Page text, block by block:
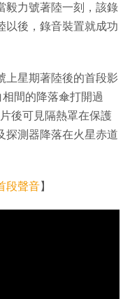
毅力號著陸一刻，該錄
以後，錄音裝置就成功
上星期著陸後的首段影
間的降落傘打開過
後可見隔熱罩在保護
探測器降落在火星赤道
段聲音】